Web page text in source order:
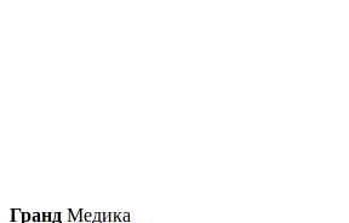
Гранд Медика